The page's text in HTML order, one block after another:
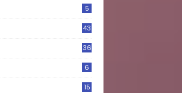
5
43
36
6
15